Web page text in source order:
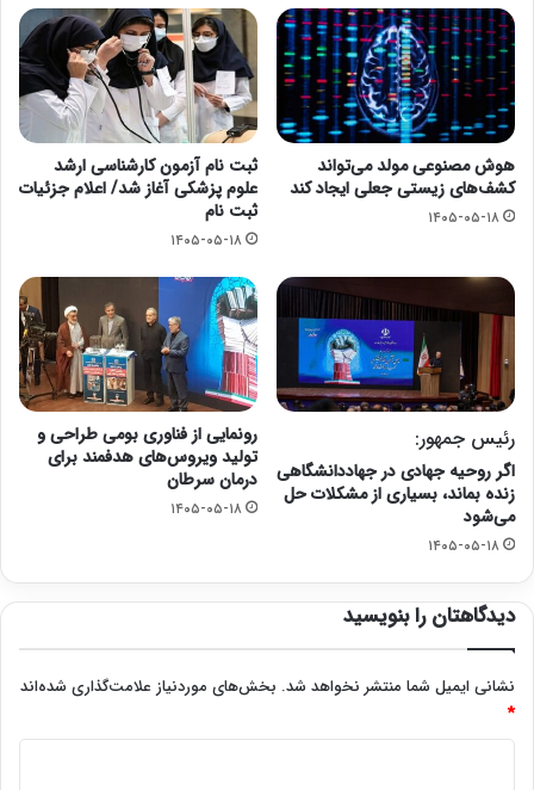
هوش مصنوعی مولد می‌تواند
کشف‌های زیستی جعلی ایجاد کند
۱۴۰۵-۰۵-۱۸
ثبت نام آزمون کارشناسی ارشد
علوم پزشکی آغاز شد/ اعلام جزئیات
ثبت نام
۱۴۰۵-۰۵-۱۸
رئیس جمهور:
اگر روحیه جهادی در جهاددانشگاهی
زنده بماند، بسیاری از مشکلات حل
می‌شود
۱۴۰۵-۰۵-۱۸
رونمایی از فناوری بومی طراحی و
تولید ویروس‌های هدفمند برای
درمان سرطان
۱۴۰۵-۰۵-۱۸
دیدگاهتان را بنویسید
نشانی ایمیل شما منتشر نخواهد شد. بخش‌های موردنیاز علامت‌گذاری شده‌اند
*